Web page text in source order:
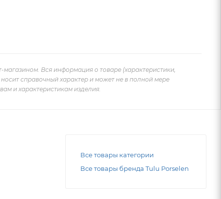
магазином. Вся информация о товаре (характеристики,
справочный характер и может не в полной мере
и характеристикам изделия.
Все товары категории
Все товары бренда Tulu Porselen